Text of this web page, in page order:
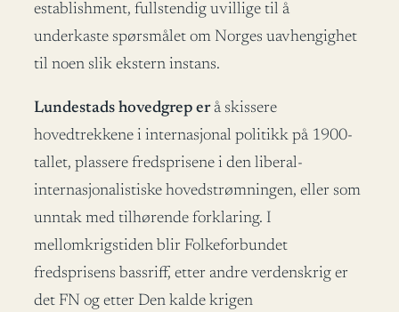
establishment, fullstendig uvillige til å
underkaste spørsmålet om Norges uavhengighet
til noen slik ekstern instans.
Lundestads hovedgrep erå skissere
hovedtrekkene i internasjonal politikk på 1900-
tallet, plassere fredsprisene i den liberal-
internasjonalistiske hovedstrømningen, eller som
unntak med tilhørende forklaring. I
mellomkrigstiden blir Folkeforbundet
fredsprisens bassriff, etter andre verdenskrig er
det FN og etter Den kalde krigen